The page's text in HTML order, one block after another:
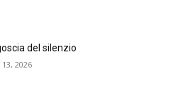
del silenzio
2026